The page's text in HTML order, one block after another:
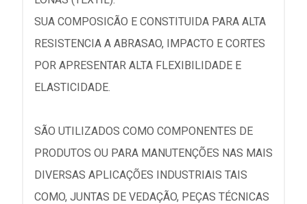
SUA COMPOSICÃO E CONSTITUIDA PARA ALTA
RESISTENCIA A ABRASAO, IMPACTO E CORTES
POR APRESENTAR ALTA FLEXIBILIDADE E
ELASTICIDADE.
SÃO UTILIZADOS COMO COMPONENTES DE
PRODUTOS OU PARA MANUTENÇÕES NAS MAIS
DIVERSAS APLICAÇÕES INDUSTRIAIS TAIS
COMO, JUNTAS DE VEDAÇÃO, PEÇAS TÉCNICAS